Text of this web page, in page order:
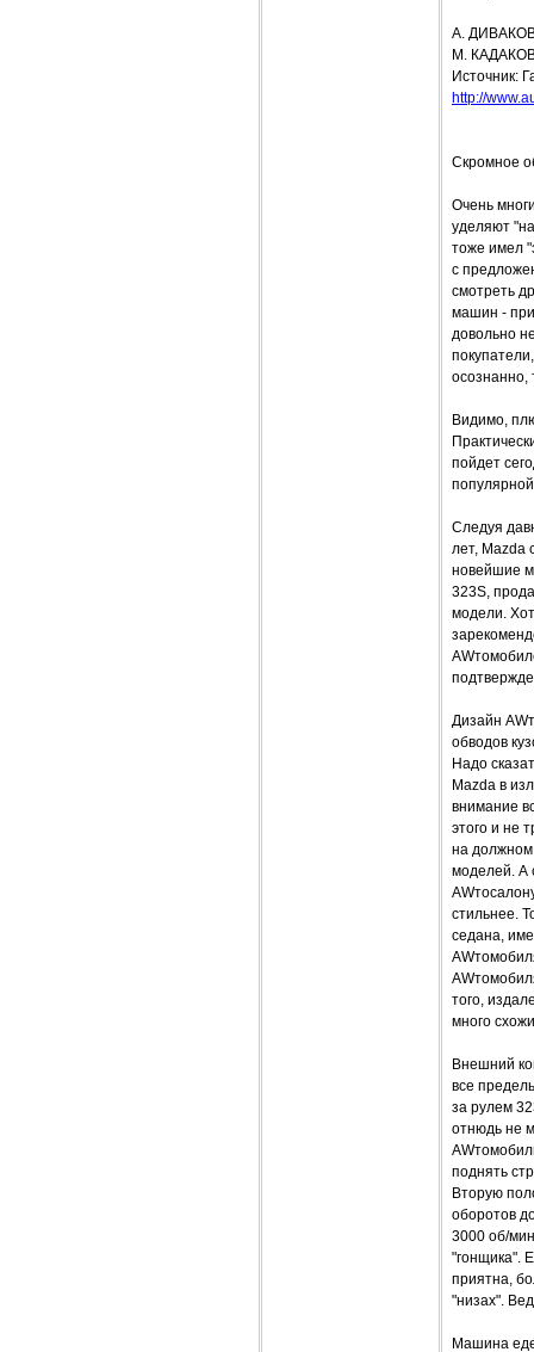
А.
М.
Источник:
http://
Скромное
Очень
уделяют
тоже имел
с
смотреть
машин -
довольно
осознанно,
Видимо,
пойдет
Следуя
лет, Mazda
новейшие
323S,
модели.
Дизайн
обводов
Надо
Mazda в
внимание
этого и не
на должном
моделей. А
стильнее.
седана,
того,
много
Внешний
все
за рулем
отнюдь не
поднять
Вторую
оборотов
3000 об/
"гонщика".
приятна,
"низах".
Машина